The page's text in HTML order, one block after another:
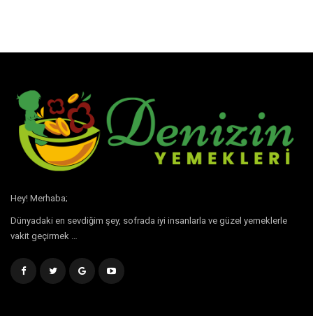
Hey! Merhaba;
Dünyadaki en sevdiğim şey, sofrada iyi insanlarla ve güzel yemeklerle
vakit geçirmek …